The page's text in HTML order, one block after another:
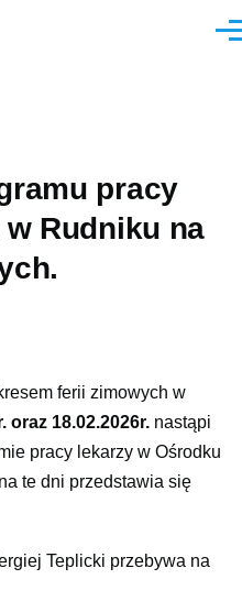
pracy
Rudniku na
ferii zimowych w
oraz 18.02.2026r. nastąpi
pracy lekarzy w Ośrodku
te dni przedstawia się
Teplicki przebywa na